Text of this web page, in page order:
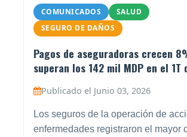
COMUNICADOS
SALUD
SEGURO DE DAÑOS
Pagos de aseguradoras crecen
superan los 142 mil MDP en el 1T
Publicado el Junio 03, 2026
Los seguros de la operación de
enfermedades registraron el mayor